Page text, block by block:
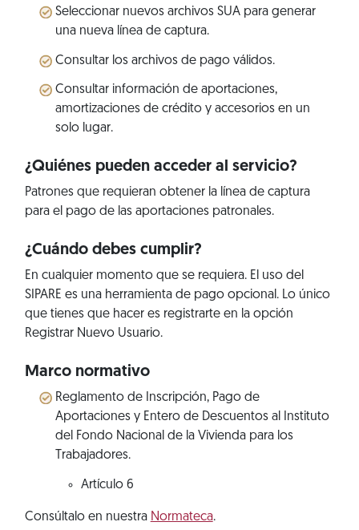
Seleccionar nuevos archivos SUA para generar
una nueva línea de captura.
Consultar los archivos de pago válidos.
Consultar información de aportaciones,
amortizaciones de crédito y accesorios en un
solo lugar.
¿Quiénes pueden acceder al servicio?
Patrones que requieran obtener la línea de captura
para el pago de las aportaciones patronales.
¿Cuándo debes cumplir?
En cualquier momento que se requiera. El uso del
SIPARE es una herramienta de pago opcional. Lo único
que tienes que hacer es registrarte en la opción
Registrar Nuevo Usuario.
Marco normativo
Reglamento de Inscripción, Pago de
Aportaciones y Entero de Descuentos al Instituto
del Fondo Nacional de la Vivienda para los
Trabajadores.
Artículo 6
Consúltalo en nuestra Normateca.